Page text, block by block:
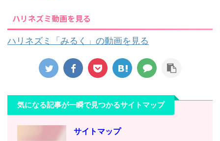
ハリネズミ動画を見る
ハリネズミ「みるく」の動画を見る
気になる記事が一瞬で見つかるサイトマップ
サイトマップ